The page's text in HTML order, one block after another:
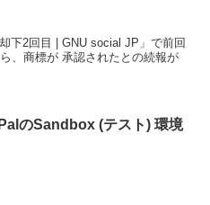
下2回目 | GNU social JP」で前回
、商標が 承認されたとの続報が
のSandbox (テスト) 環境